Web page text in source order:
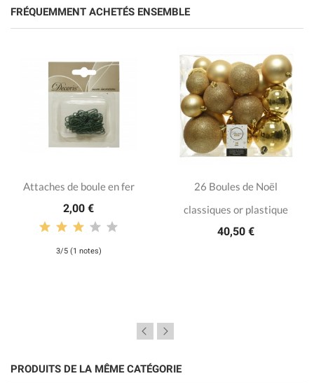
FRÉQUEMMENT ACHETÉS ENSEMBLE
Attaches de boule en fer
2,00 €
3/5 (1 notes)
26 Boules de Noël
classiques or plastique
40,50 €
PRODUITS DE LA MÊME CATÉGORIE